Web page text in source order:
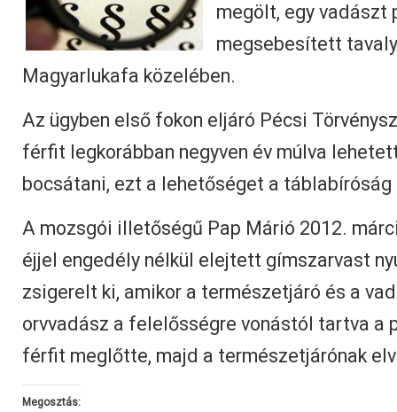
megölt, egy vadászt
megsebesített
Magyarlukafa közelében.
Az ügyben első fokon eljáró Pécsi
férfit legkorábban negyven év múlva
bocsátani, ezt a lehetőséget a
A mozsgói illetőségű Pap Márió 2012.
éjjel engedély nélkül elejtett gímszarvast
zsigerelt ki, amikor a természetjáró és a
orvvadász a felelősségre vonástól tartva a
férfit meglőtte, majd a természetjárónak
Megosztás: